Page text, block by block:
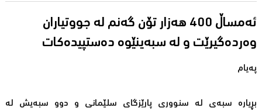
ئەمساڵ 400 هەزار تۆن گەنم لە جووتیاران
وەردەگیرێت و لە سبەینێوە دەستپیدەکات
پەیام
بڕیارە سبەی لە سنووری پارێزگای سلێمانی و دوو سبەیش لە